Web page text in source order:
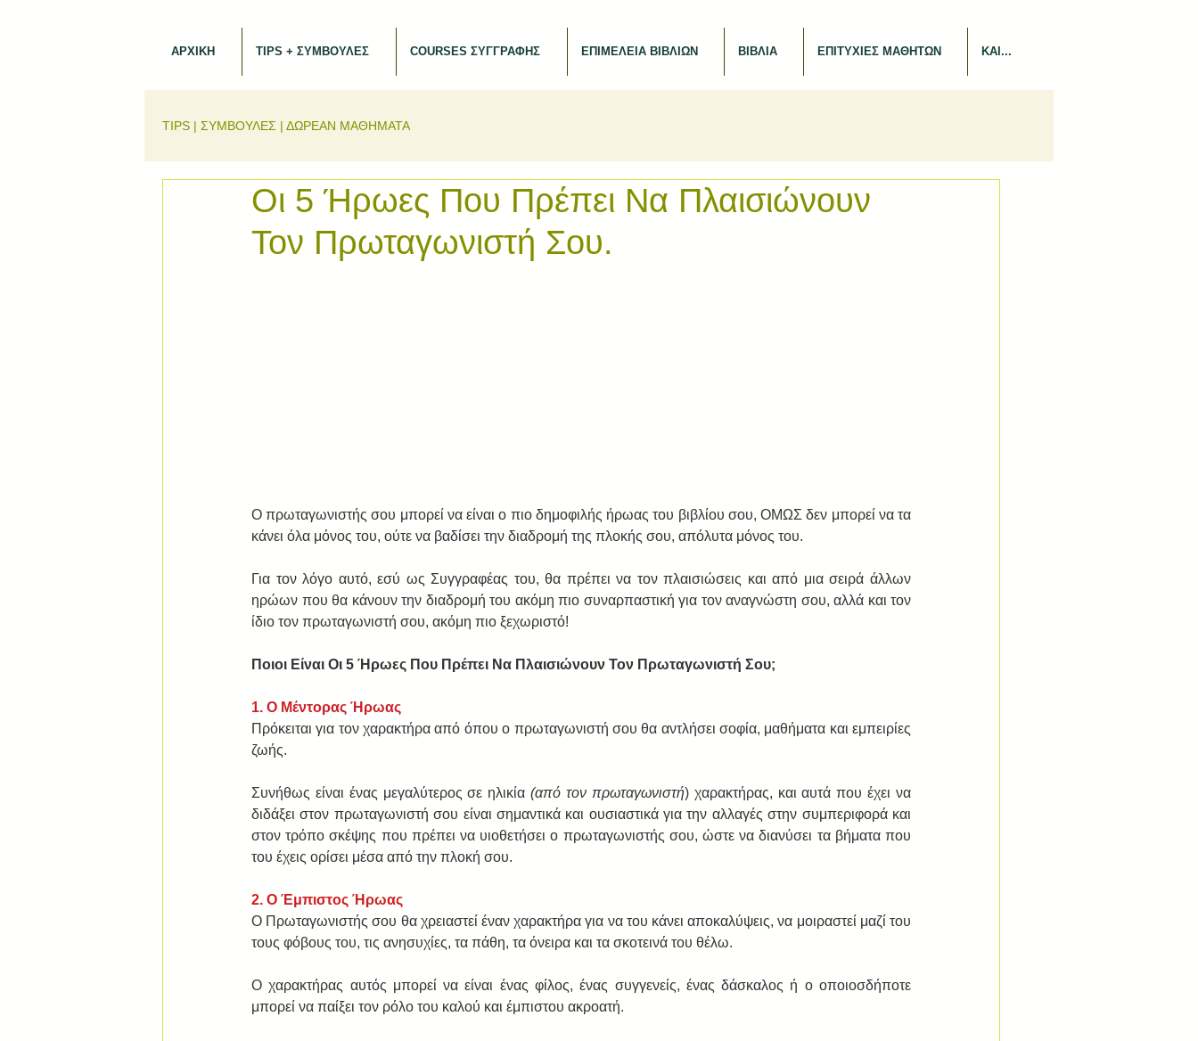
ΑΡΧΙΚΗ TIPS + ΣΥΜΒΟΥΛΕΣ COURSES ΣΥΓΓΡΑΦΗΣ ΕΠΙΜΕΛΕΙΑ ΒΙΒΛΙΩΝ ΒΙΒΛΙΑ ΕΠΙΤΥΧΙΕΣ ΜΑΘΗΤΩΝ ΚΑΙ...
TIPS | ΣΥΜΒΟΥΛΕΣ | ΔΩΡΕΑΝ ΜΑΘΗΜΑΤΑ
Οι 5 Ήρωες Που Πρέπει Να Πλαισιώνουν
Τον Πρωταγωνιστή Σου.
Ο πρωταγωνιστής σου μπορεί να είναι ο πιο δημοφιλής ήρωας του βιβλίου σου, ΟΜΩΣ δεν μπορεί να τα
κάνει όλα μόνος του, ούτε να βαδίσει την διαδρομή της πλοκής σου, απόλυτα μόνος του.
Για τον λόγο αυτό, εσύ ως Συγγραφέας του, θα πρέπει να τον πλαισιώσεις και από μια σειρά άλλων
ηρώων που θα κάνουν την διαδρομή του ακόμη πιο συναρπαστική για τον αναγνώστη σου, αλλά και τον
ίδιο τον πρωταγωνιστή σου, ακόμη πιο ξεχωριστό!
Ποιοι Είναι Οι 5 Ήρωες Που Πρέπει Να Πλαισιώνουν Τον Πρωταγωνιστή Σου;
1. O Μέντορας Ήρωας
Πρόκειται για τον χαρακτήρα από όπου ο πρωταγωνιστή σου θα αντλήσει σοφία, μαθήματα και εμπειρίες
ζωής.
Συνήθως είναι ένας μεγαλύτερος σε ηλικία (από τον πρωταγωνιστή) χαρακτήρας, και αυτά που έχει να
διδάξει στον πρωταγωνιστή σου είναι σημαντικά και ουσιαστικά για την αλλαγές στην συμπεριφορά και
στον τρόπο σκέψης που πρέπει να υιοθετήσει ο πρωταγωνιστής σου, ώστε να διανύσει τα βήματα που
του έχεις ορίσει μέσα από την πλοκή σου.
2. Ο Έμπιστος Ήρωας
Ο Πρωταγωνιστής σου θα χρειαστεί έναν χαρακτήρα για να του κάνει αποκαλύψεις, να μοιραστεί μαζί του
τους φόβους του, τις ανησυχίες, τα πάθη, τα όνειρα και τα σκοτεινά του θέλω.
Ο χαρακτήρας αυτός μπορεί να είναι ένας φίλος, ένας συγγενείς, ένας δάσκαλος ή ο οποιοσδήποτε
μπορεί να παίξει τον ρόλο του καλού και έμπιστου ακροατή.